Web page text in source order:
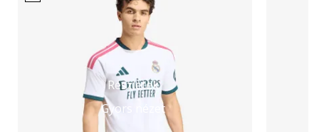
Részletek
Gyors nézet